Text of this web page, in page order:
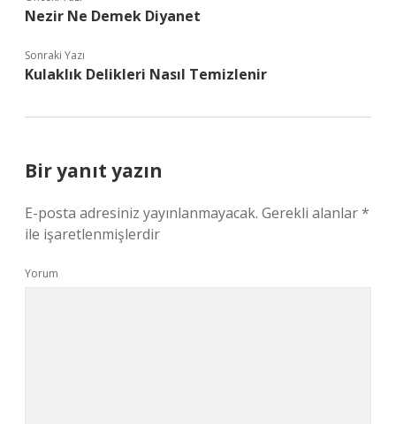
Nezir Ne Demek Diyanet
Sonraki Yazı
Kulaklık Delikleri Nasıl Temizlenir
Bir yanıt yazın
E-posta adresiniz yayınlanmayacak. Gerekli alanlar*
ile işaretlenmişlerdir
Yorum